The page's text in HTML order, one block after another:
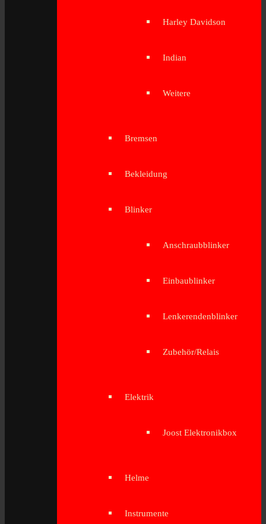
Harley Davidson
Indian
Weitere
Bremsen
Bekleidung
Blinker
Anschraubblinker
Einbaublinker
Lenkerendenblinker
Zubehör/Relais
Elektrik
Joost Elektronikbox
Helme
Instrumente